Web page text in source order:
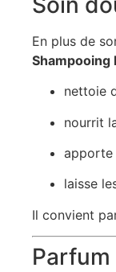
En plus de
Shampooing
nettoie
nourrit
apporte
laisse
Il convient
Parfum